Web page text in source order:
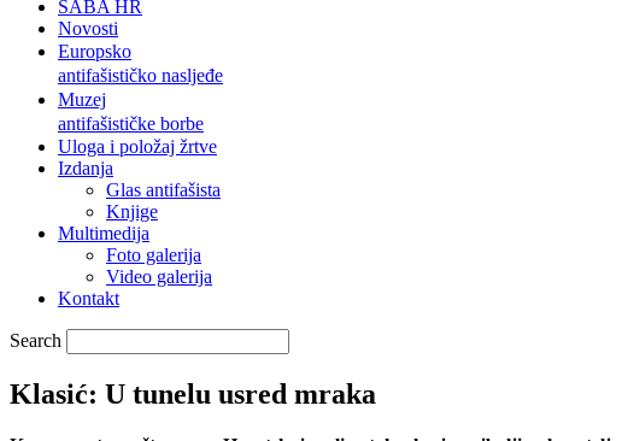
SABA HR
Novosti
Europsko
antifašističko nasljeđe
Muzej
antifašističke borbe
Uloga i položaj žrtve
Izdanja
Glas antifašista
Knjige
Multimedija
Foto galerija
Video galerija
Kontakt
Search
Klasić: U tunelu usred mraka